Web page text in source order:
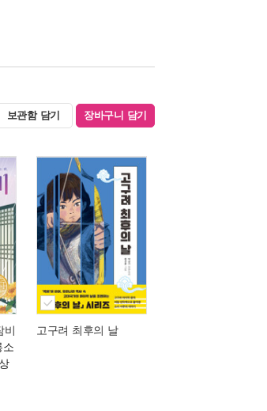
보관함 담기 장바구니 담기
비
소
고구려 최후의 날